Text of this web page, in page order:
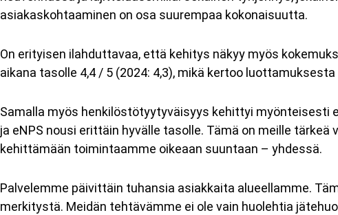
asiakaskohtaaminen on osa suurempaa kokonaisuutta.
On erityisen ilahduttavaa, että kehitys näkyy myös
aikana tasolle 4,4 / 5 (2024: 4,3), mikä kertoo
Samalla myös henkilöstötyytyväisyys kehittyi myönteisesti
ja eNPS nousi erittäin hyvälle tasolle. Tämä on meille
kehittämään toimintaamme oikeaan suuntaan – yhdessä.
Palvelemme päivittäin tuhansia asiakkaita alueellamme.
merkitystä. Meidän tehtävämme ei ole vain huolehtia